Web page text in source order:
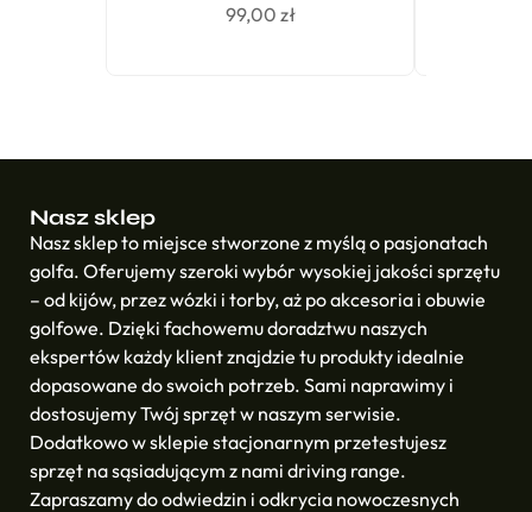
99,00 zł
Nasz sklep
Nasz sklep to miejsce stworzone z myślą o pasjonatach
golfa. Oferujemy szeroki wybór wysokiej jakości sprzętu
– od kijów, przez wózki i torby, aż po akcesoria i obuwie
golfowe. Dzięki fachowemu doradztwu naszych
ekspertów każdy klient znajdzie tu produkty idealnie
dopasowane do swoich potrzeb. Sami naprawimy i
dostosujemy Twój sprzęt w naszym serwisie.
Dodatkowo w sklepie stacjonarnym przetestujesz
sprzęt na sąsiadującym z nami driving range.
Zapraszamy do odwiedzin i odkrycia nowoczesnych